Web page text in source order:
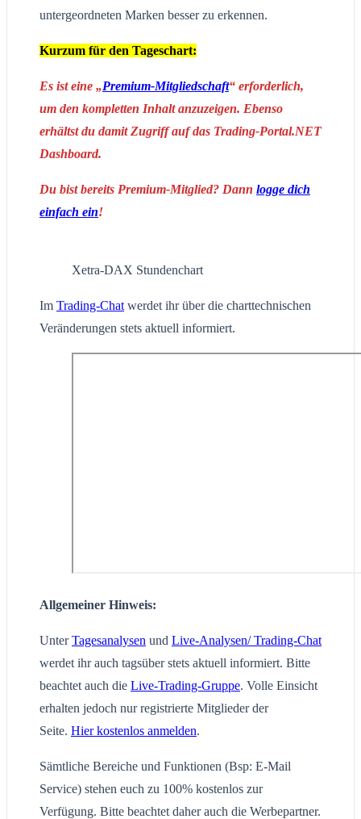
untergeordneten Marken besser zu erkennen.
Kurzum für den Tageschart:
Es ist eine „Premium-Mitgliedschaft“ erforderlich,
um den kompletten Inhalt anzuzeigen. Ebenso
erhältst du damit Zugriff auf das Trading-Portal.NET
Dashboard.
Du bist bereits Premium-Mitglied? Dann logge dich
einfach ein!
Xetra-DAX Stundenchart
Im Trading-Chat werdet ihr über die charttechnischen
Veränderungen stets aktuell informiert.
Allgemeiner Hinweis:
UnterTagesanalysen und Live-Analysen/ Trading-Chat
werdet ihr auch tagsüber stets aktuell informiert. Bitte
beachtet auch die Live-Trading-Gruppe. Volle Einsicht
erhalten jedoch nur registrierte Mitglieder der
Seite. Hier kostenlos anmelden.
Sämtliche Bereiche und Funktionen (Bsp: E-Mail
Service) stehen euch zu 100% kostenlos zur
Verfügung. Bitte beachtet daher auch die Werbepartner.